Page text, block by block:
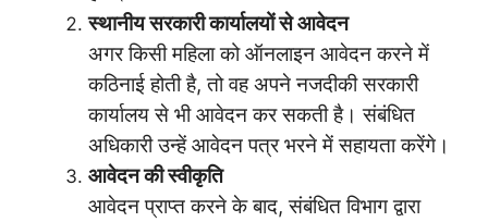
स्थानीय सरकारी कार्यालयों से आवेदन
अगर किसी महिला को ऑनलाइन आवेदन करने में
कठिनाई होती है, तो वह अपने नजदीकी सरकारी
कार्यालय से भी आवेदन कर सकती है। संबंधित
अधिकारी उन्हें आवेदन पत्र भरने में सहायता करेंगे।
आवेदन की स्वीकृति
आवेदन प्राप्त करने के बाद, संबंधित विभाग द्वारा